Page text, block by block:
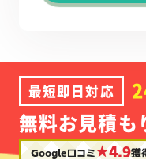
最短即日対応
無料お見積も
Google口コミ★4.9獲